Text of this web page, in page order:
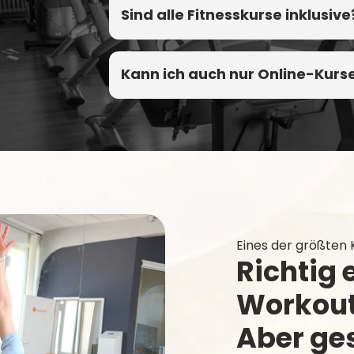
Sind alle Fitnesskurse
Kann ich auch nur Online-
Richtig
Aber
Eines der größten